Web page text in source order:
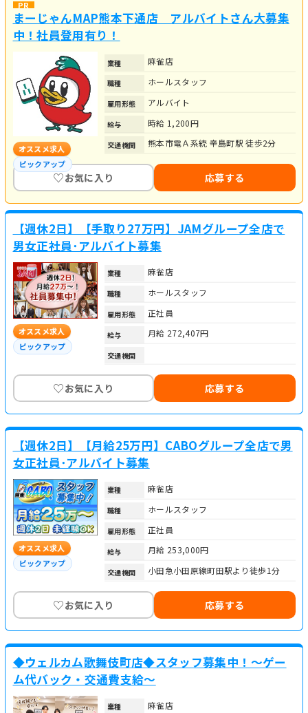
まーじゃんMAP熊本下通店 アルバイトさん大募集
中！社員登用有り！
オススメ求人
ピックアップ
業種 麻雀店
職種 ホールスタッフ
雇用形態 アルバイト
給与 時給 1,200円
交通機関 熊本市電Ａ系統 辛島町駅 徒歩2分
♡お気に入り 応募する
【週休2日】【手取り27万円】JAMグループ全店で
男女正社員･アルバイト募集
オススメ求人
ピックアップ
業種 麻雀店
職種 ホールスタッフ
雇用形態 正社員
給与 月給 272,407円
交通機関
♡お気に入り 応募する
【週休2日】【月給25万円】CABOグループ全店で男
女正社員･アルバイト募集
オススメ求人
ピックアップ
業種 麻雀店
職種 ホールスタッフ
雇用形態 正社員
給与 月給 253,000円
交通機関 小田急小田原線町田駅より徒歩1分
♡お気に入り 応募する
◆ウェルカム歌舞伎町店◆スタッフ募集中！～ゲー
ム代バック・交通費支給～
業種 麻雀店